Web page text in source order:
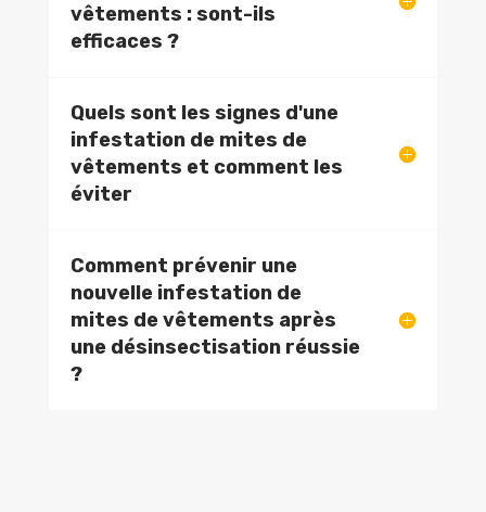
vêtements : sont-ils
efficaces ?
Quels sont les signes d'une
infestation de mites de
vêtements et comment les
éviter
Comment prévenir une
nouvelle infestation de
mites de vêtements après
une désinsectisation réussie
?